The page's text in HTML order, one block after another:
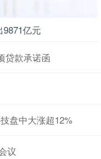
9871亿元
贷款承诺函
盘中大涨超12%
议